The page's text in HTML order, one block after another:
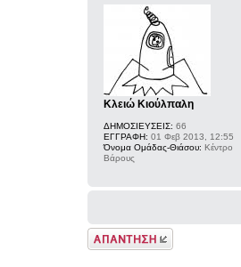
Κλειώ Κιούλπαλη
ΔΗΜΟΣΙΕΥΣΕΙΣ: 66
ΕΓΓΡΑΦΗ: 01 Φεβ 2013, 12:55
Όνομα Ομάδας-Θιάσου: Κέντρο
Βάρους
Δημιουργία
απάντησης